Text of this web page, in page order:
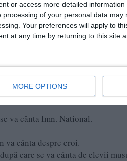
or access more detailed
processing of your personal data
Your preferences will apply to
at any time by returning to this site
MORE OPTIONS
și elevii vor lua parte la te deum.
şcolile și toți locuitorii din sat
din comuna Viişoara la
va cânta Imn. National.
va cânta despre eroi.
care se va cânta de elevii